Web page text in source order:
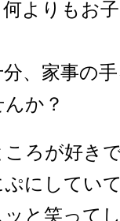
よりもお
、家事の
か？
ころが好き
にしてい
と笑って